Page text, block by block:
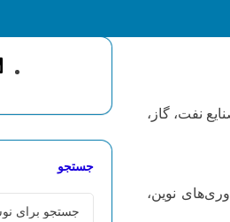
نفت، گاز،
نوین،
جستجو